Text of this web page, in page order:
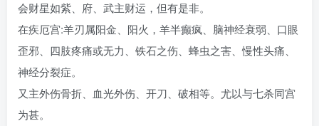
会财星如紫、府、武主财运，但有是非。
在疾厄宫:羊刃属阳金、阳火，羊半癫疯、脑神经衰弱、口眼
歪邪、四肢疼痛或无力、铁石之伤、蜂虫之害、慢性头痛、
神经分裂症。
又主外伤骨折、血光外伤、开刀、破相等。尤以与七杀同宫
为甚。